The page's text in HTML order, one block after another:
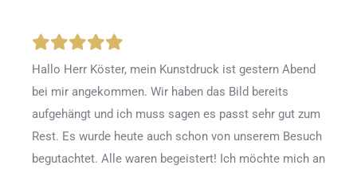
Hallo Herr Köster, mein Kunstdruck ist gestern Abend
bei mir angekommen. Wir haben das Bild bereits
aufgehängt und ich muss sagen es passt sehr gut zum
Rest. Es wurde heute auch schon von unserem Besuch
begutachtet. Alle waren begeistert! Ich möchte mich an